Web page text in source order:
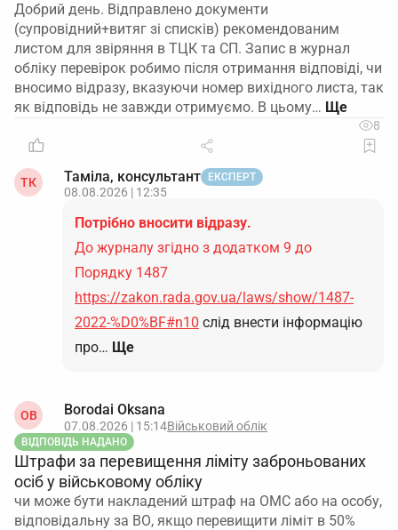
Добрий день. Відправлено документи
(супровідний+витяг зі списків) рекомендованим
листом для звіряння в ТЦК та СП. Запис в журнал
обліку перевірок робимо після отримання відповіді, чи
вносимо відразу, вказуючи номер вихідного листа, так
як відповідь не завжди отримуємо. В цьому…
8
ТК Таміла, консультант ЕКСПЕРТ
08.08.2026 | 12:35
Потрібно вносити відразу.
До журналу згідно з додатком 9 до
Порядку 1487
https://zakon.rada.gov.ua/laws/show/1487-
2022-%D0%BF#n10 слід внести інформацію
про… Ще
OB Borodai Oksana
07.08.2026 | 15:14Військовий облік
ВІДПОВІДЬ НАДАНО
Штрафи за перевищення ліміту заброньованих
осіб у військовому обліку
чи може бути накладений штраф на ОМС або на особу,
відповідальну за ВО, якщо перевищити ліміт в 50%